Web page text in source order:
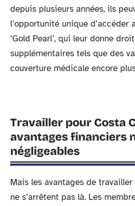
depuis plusieurs années, ils
l’opportunité unique
‘Gold Pearl’, qui leur donne
supplémentaires tels que des
couverture médicale encore
Travailler pour Costa
avantages financiers
négligeables
Mais les avantages de
ne s’arrêtent pas là. Les